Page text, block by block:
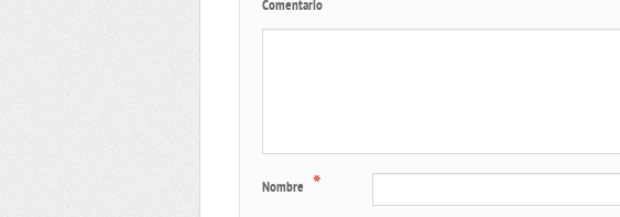
Comentario
Nombre *